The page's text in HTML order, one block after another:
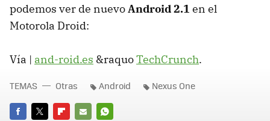
podemos ver de nuevoAndroid 2.1 en el
Motorola Droid:
Vía | and-roid.es &raquoTechCrunch.
TEMAS Otras Android Nexus One